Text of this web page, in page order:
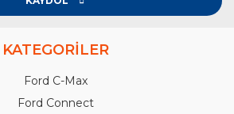
KATEGORİLER
Ford C-Max
Ford Connect